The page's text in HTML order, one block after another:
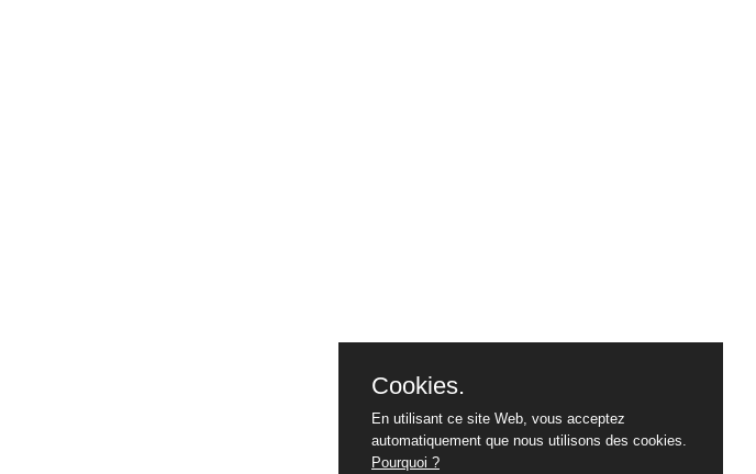
Cookies.
En utilisant ce site Web, vous acceptez
automatiquement que nous utilisons des cookies.
Pourquoi ?